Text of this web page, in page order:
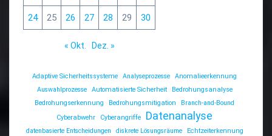
24 25 26 27 28 29 30
« Okt. Dez. »
Adaptive Sicherheitssysteme Analyseprozesse
Anomalieerkennung
Auswahlprozesse
Automatisierte Sicherheit
Bedrohungsanalyse
Bedrohungserkennung
Bedrohungsmitigation
Branch-and-Bound
Cyberabwehr
Cyberangriffe Datenanalyse
datenbasierte Entscheidungen diskrete Lösungsräume Echtzeiterkennung